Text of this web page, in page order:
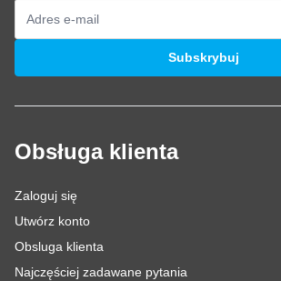
Adres e-mail
Subskrybuj
Obsługa klienta
Zaloguj się
Utwórz konto
Obsluga klienta
Najczęściej zadawane pytania